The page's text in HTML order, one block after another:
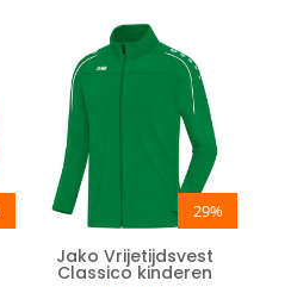
29%
Jako Vrijetijdsvest
Classico kinderen